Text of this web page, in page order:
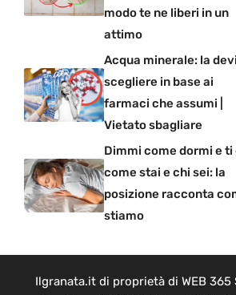
modo te ne liberi in un
attimo
Acqua minerale: la devi
scegliere in base ai
farmaci che assumi |
Vietato sbagliare
Dimmi come dormi e ti
come stai e chi sei: la
posizione racconta
stiamo
Ilgranata.it di proprietà di WEB 365